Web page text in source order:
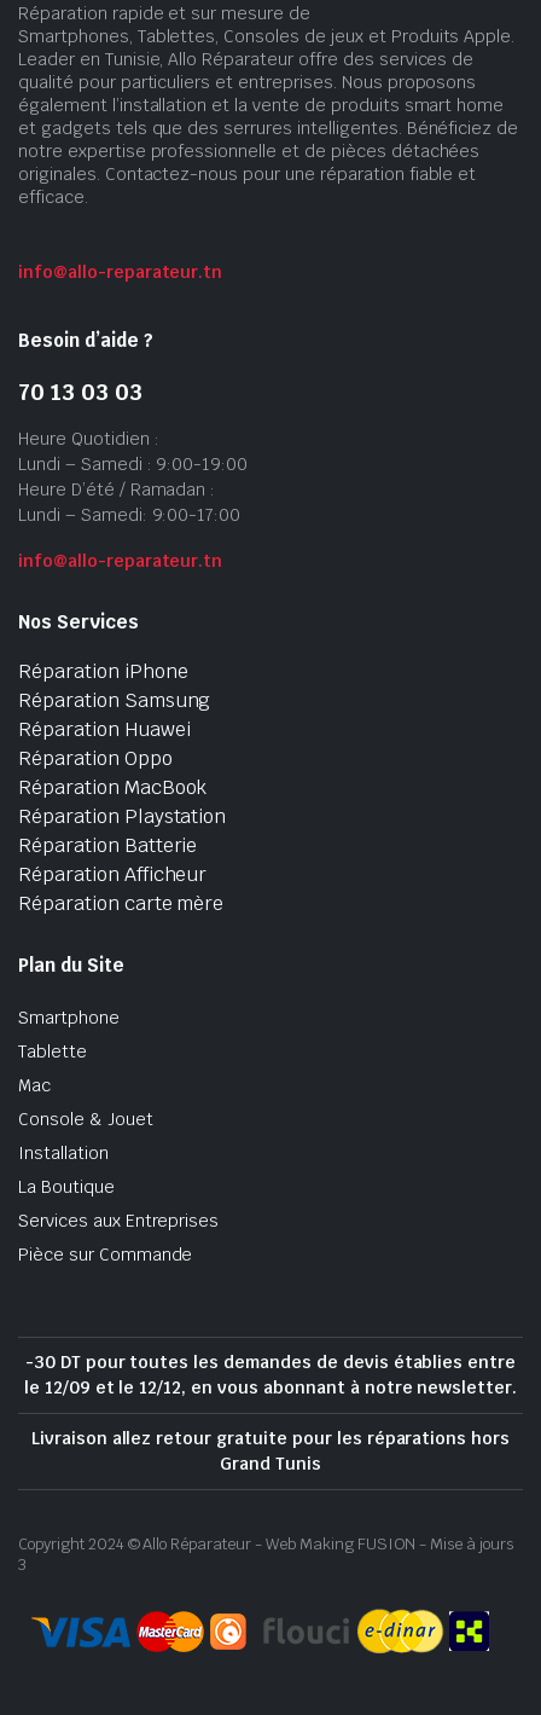
Réparation rapide et sur mesure de
Smartphones, Tablettes, Consoles de jeux et Produits Apple.
Leader en Tunisie, Allo Réparateur offre des services de
qualité pour particuliers et entreprises. Nous proposons
également l’installation et la vente de produits smart home
et gadgets tels que des serrures intelligentes. Bénéficiez de
notre expertise professionnelle et de pièces détachées
originales. Contactez-nous pour une réparation fiable et
efficace.
info@allo-reparateur.tn
Besoin d’aide ?
70 13 03 03
Heure Quotidien :
Lundi – Samedi : 9:00-19:00
Heure D’été / Ramadan :
Lundi – Samedi: 9:00-17:00
info@allo-reparateur.tn
Nos Services
Réparation iPhone
Réparation Samsung
Réparation Huawei
Réparation Oppo
Réparation MacBook
Réparation Playstation
Réparation Batterie
Réparation Afficheur
Réparation carte mère
Plan du Site
Smartphone
Tablette
Mac
Console & Jouet
Installation
La Boutique
Services aux Entreprises
Pièce sur Commande
-30 DT pour toutes les demandes de devis établies entre
le 12/09 et le 12/12, en vous abonnant à notre newsletter.
Livraison allez retour gratuite pour les réparations hors
Grand Tunis
Copyright 2024 © Allo Réparateur - Web Making FUSION - Mise à jours
3